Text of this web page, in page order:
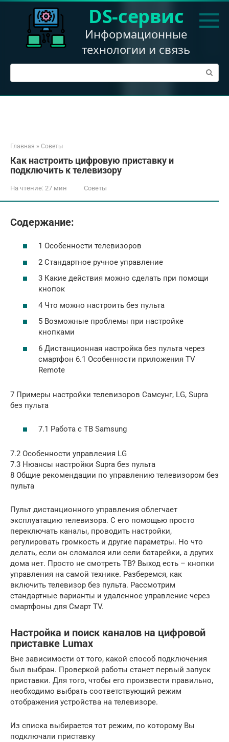
Перейти
DS-сервис
Информационные
технологии и связь
Поиск:
Главная » Советы
Как настроить цифровую приставку и
подключить к телевизору
На чтение: 27 мин Советы
Содержание:
1 Особенности телевизоров
2 Стандартное ручное управление
3 Какие действия можно сделать при помощи
кнопок
4 Что можно настроить без пульта
5 Возможные проблемы при настройке
кнопками
6 Дистанционная настройка без пульта через
смартфон 6.1 Особенности приложения TV
Remote
7 Примеры настройки телевизоров Самсунг, LG, Supra
без пульта
7.1 Работа с ТВ Samsung
7.2 Особенности управления LG
7.3 Нюансы настройки Supra без пульта
8 Общие рекомендации по управлению телевизором без
пульта
Пульт дистанционного управления облегчает
эксплуатацию телевизора. С его помощью просто
переключать каналы, проводить настройки,
регулировать громкость и другие параметры. Но что
делать, если он сломался или сели батарейки, а других
дома нет. Просто не смотреть ТВ? Выход есть – кнопки
управления на самой технике. Разберемся, как
включить телевизор без пульта. Рассмотрим
стандартные варианты и удаленное управление через
смартфоны для Смарт TV.
Настройка и поиск каналов на цифровой
приставке Lumax
Вне зависимости от того, какой способ подключения
был выбран. Проверкой работы станет первый запуск
приставки. Для того, чтобы его произвести правильно,
необходимо выбрать соответствующий режим
отображения устройства на телевизоре.
Из списка выбирается тот режим, по которому Вы
подключали приставку